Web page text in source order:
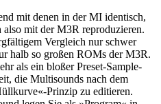
mit denen in der MI identisch,
mit der M3R reproduzieren.
Vergleich nur schwer
halb so großen ROMs der M3R.
als ein bloßer Preset-Sample-
die Multisounds nach dem
Prinzip zu editieren.